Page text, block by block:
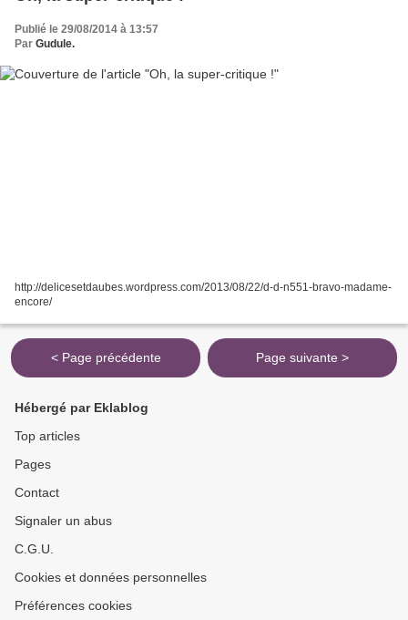
Publié le 29/08/2014 à 13:57
Par Gudule.
http://delicesetdaubes.wordpress.com/2013/08/22/d-d-n551-bravo-madame-
encore/
< Page précédente Page suivante >
Hébergé par Eklablog
Top articles
Pages
Contact
Signaler un abus
C.G.U.
Cookies et données personnelles
Préférences cookies